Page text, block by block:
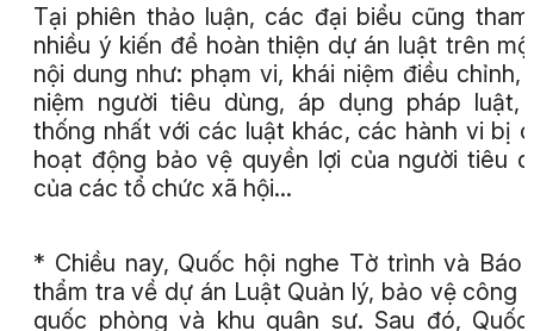
Tại phiên thảo luận, các đại biểu cũng
nhiều ý kiến để hoàn thiện dự án luật trên
nội dung như: phạm vi, khái niệm điều chỉnh,
niệm người tiêu dùng, áp dụng pháp luật,
thống nhất với các luật khác, các hành vi bị
hoạt động bảo vệ quyền lợi của người tiêu
của các tổ chức xã hội…
* Chiều nay, Quốc hội nghe Tờ trình và Báo
thẩm tra về dự án Luật Quản lý, bảo vệ công
quốc phòng và khu quân sự. Sau đó,